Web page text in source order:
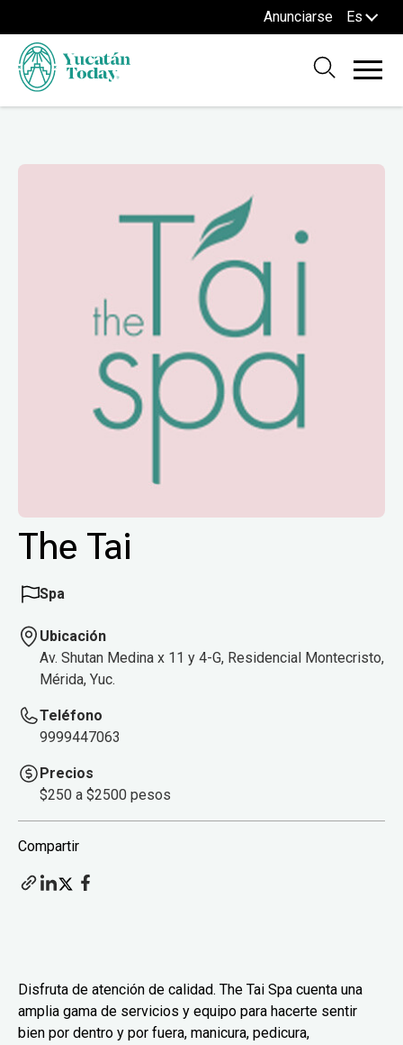
Anunciarse Es
The Tai
Spa
Ubicación
Av. Shutan Medina x 11 y 4-G, Residencial Montecristo,
Mérida, Yuc.
Teléfono
9999447063
Precios
$250 a $2500 pesos
Compartir
Disfruta de atención de calidad. The Tai Spa cuenta una
amplia gama de servicios y equipo para hacerte sentir
bien por dentro y por fuera, manicura, pedicura,